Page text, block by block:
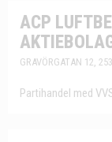
ACP
GRAVÖRGATAN 12,
Partihandel med